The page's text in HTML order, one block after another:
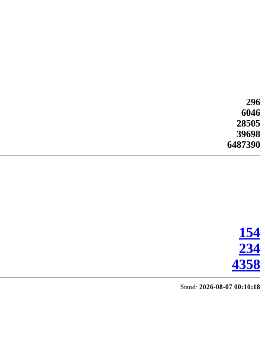
296
6046
28505
39698
6487390
154
234
4358
Stand: 2026-08-07 00:10:18